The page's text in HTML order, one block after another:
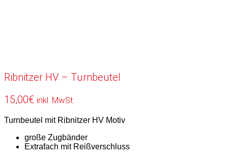
Ribnitzer HV – Turnbeutel
15,00€ inkl. MwSt.
Turnbeutel mit Ribnitzer HV Motiv
große Zugbänder
Extrafach mit Reißverschluss